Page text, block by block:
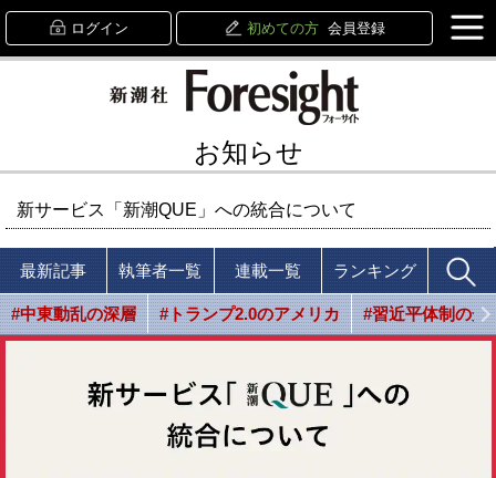
ログイン 初めての方 会員登録
お知らせ
新サービス「新潮QUE」への統合について
最新記事 執筆者一覧 連載一覧 ランキング
#中東動乱の深層 #トランプ2.0のアメリカ #習近平体制の光